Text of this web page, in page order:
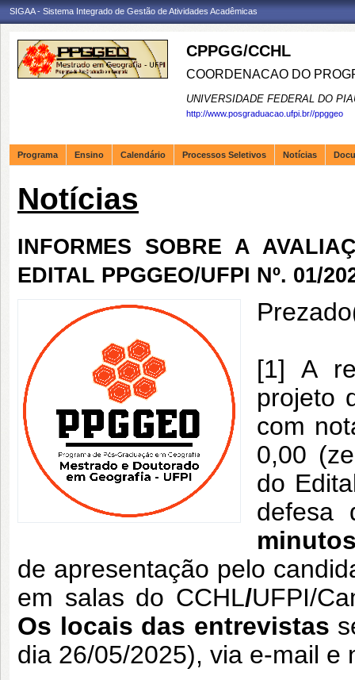
SIGAA - Sistema Integrado de Gestão de Atividades Acadêmicas
CPPGG/CCHL
COORDENACAO DO
UNIVERSIDADE FEDERAL DO
http://www.posgraduacao.ufpi.br//ppggeo
Programa Ensino Calendário Processos Seletivos Notícias
Notícias
INFORMES SOBRE A
EDITAL PPGGEO/UFPI Nº. 01/
[1] A
projeto
com
0,00
do
defesa
de apresentação pelo
em salas do CCHL/UFPI/
Os locais das entrevistas
dia 26/05/2025), via e-mail e